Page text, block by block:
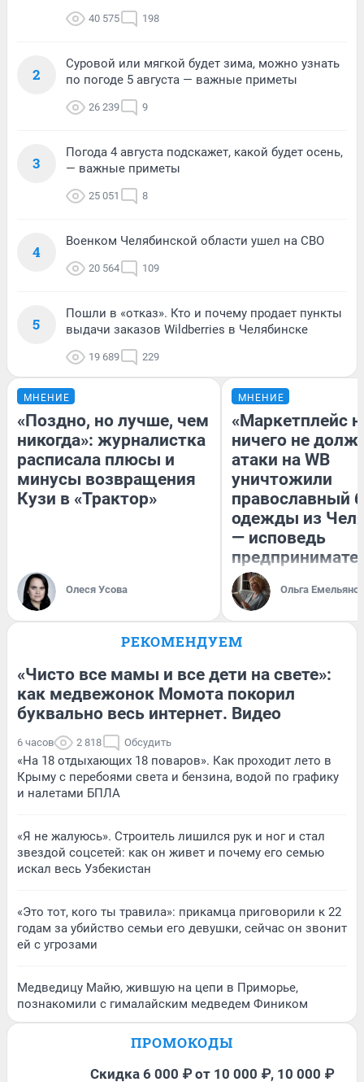
40 575 198
2
Суровой или мягкой будет зима, можно узнать
по погоде 5 августа — важные приметы
26 239 9
3
Погода 4 августа подскажет, какой будет осень,
— важные приметы
25 051 8
4
Военком Челябинской области ушел на СВО
20 564 109
5
Пошли в «отказ». Кто и почему продает пункты
выдачи заказов Wildberries в Челябинске
19 689 229
МНЕНИЕ
«Поздно, но лучше, чем
никогда»: журналистка
расписала плюсы и
минусы возвращения
Кузи в «Трактор»
Олеся Усова
МНЕНИЕ
«Маркетплейс
ничего не
атаки на WB
уничтожили
православный
одежды из
— исповедь
Ольга
РЕКОМЕНДУЕМ
«Чисто все мамы и все дети на свете»:
как медвежонок Момота покорил
буквально весь интернет. Видео
6 часов 2 818 Обсудить
«На 18 отдыхающих 18 поваров». Как проходит лето в
Крыму с перебоями света и бензина, водой по графику
и налетами БПЛА
«Я не жалуюсь». Строитель лишился рук и ног и стал
звездой соцсетей: как он живет и почему его семью
искал весь Узбекистан
«Это тот, кого ты травила»: прикамца приговорили к 22
годам за убийство семьи его девушки, сейчас он звонит
ей с угрозами
Медведицу Майю, жившую на цепи в Приморье,
познакомили с гималайским медведем Фиником
ПРОМОКОДЫ
Скидка 6 000 ₽ от 10 000 ₽, 10 000 ₽